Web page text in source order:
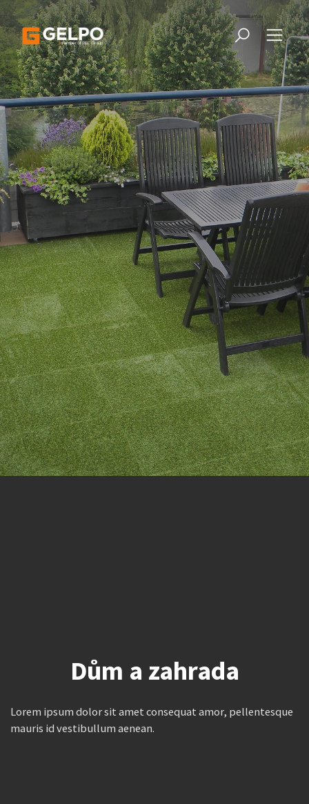
Dům a zahrada
Lorem ipsum dolor sit amet consequat amor, pellentesque
mauris id vestibullum aenean.